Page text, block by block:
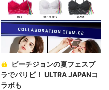
ピーチジョンの夏フェスブ
ラでパリピ！ ULTRA JAPANコ
ラボも